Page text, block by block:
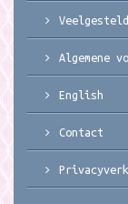
Algemene
English
Contact